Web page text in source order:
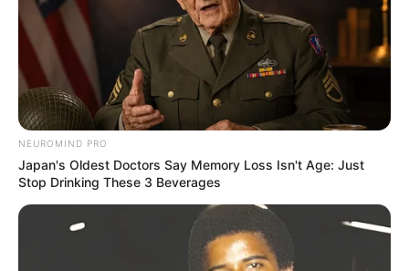
NEUROMIND PRO
Japan's Oldest Doctors Say Memory Loss Isn't Age: Just
Stop Drinking These 3 Beverages